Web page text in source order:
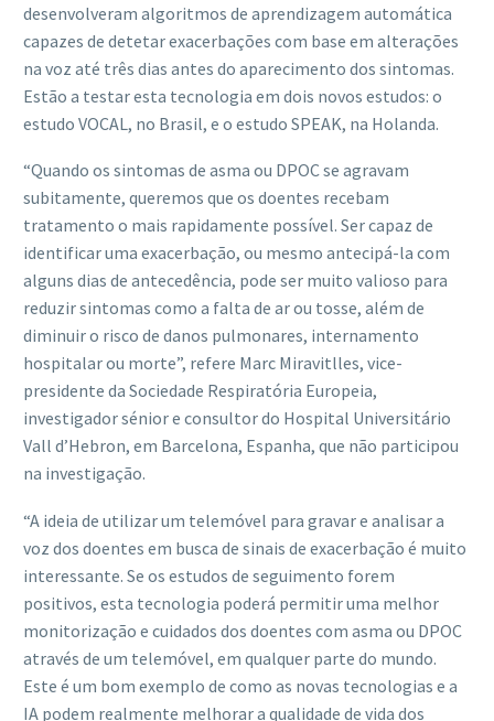
desenvolveram algoritmos de aprendizagem automática
capazes de detetar exacerbações com base em alterações
na voz até três dias antes do aparecimento dos sintomas.
Estão a testar esta tecnologia em dois novos estudos: o
estudo VOCAL, no Brasil, e o estudo SPEAK, na Holanda.
“Quando os sintomas de asma ou DPOC se agravam
subitamente, queremos que os doentes recebam
tratamento o mais rapidamente possível. Ser capaz de
identificar uma exacerbação, ou mesmo antecipá-la com
alguns dias de antecedência, pode ser muito valioso para
reduzir sintomas como a falta de ar ou tosse, além de
diminuir o risco de danos pulmonares, internamento
hospitalar ou morte”, refere Marc Miravitlles, vice-
presidente da Sociedade Respiratória Europeia,
investigador sénior e consultor do Hospital Universitário
Vall d’Hebron, em Barcelona, ​​Espanha, que não participou
na investigação.
“A ideia de utilizar um telemóvel para gravar e analisar a
voz dos doentes em busca de sinais de exacerbação é muito
interessante. Se os estudos de seguimento forem
positivos, esta tecnologia poderá permitir uma melhor
monitorização e cuidados dos doentes com asma ou DPOC
através de um telemóvel, em qualquer parte do mundo.
Este é um bom exemplo de como as novas tecnologias e a
IA podem realmente melhorar a qualidade de vida dos